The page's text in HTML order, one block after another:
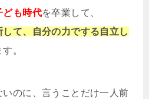
ども時代を卒業して、
て、自分の力でする自立し
。
のに、言うことだけ一人前